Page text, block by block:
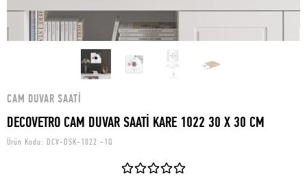
CAM DUVAR SAATI
DECOVETRO CAM DUVAR SAATİ KARE 1022 30 X 30 CM
Ürün Kodu: DCV-DSK-1022 -1Q